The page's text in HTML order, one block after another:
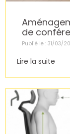
de
Publié le : 31/03/
Lire la suite